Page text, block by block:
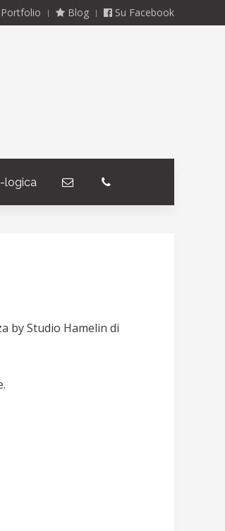
Portfolio Blog Su Facebook
logica
by Studio Hamelin di